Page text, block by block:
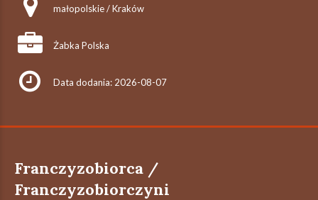
małopolskie / Kraków
Żabka Polska
Data dodania: 2026-08-07
Franczyzobiorca /
Franczyzobiorczyni